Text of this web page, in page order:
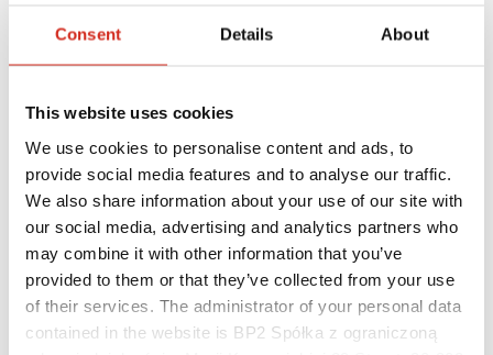
Consent Details About
This website uses cookies
We use cookies to personalise content and ads, to
provide social media features and to analyse our traffic.
We also share information about your use of our site with
our social media, advertising and analytics partners who
may combine it with other information that you’ve
provided to them or that they’ve collected from your use
of their services. The administrator of your personal data
contained in the website is BP2 Spółka z ograniczoną
Zhotovitelia
Akadémia majstrov
Praktický tréning
Mobilná Akadémia Majstrov
Návod na montáž
Technická pomoc
MASTER ROOFER
Súbory na stiahnutie
Optimalizovať strechu